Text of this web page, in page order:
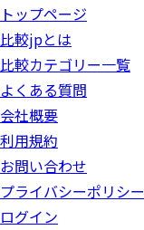
トップページ
比較jpとは
比較カテゴリー一覧
よくある質問
会社概要
利用規約
お問い合わせ
プライバシーポリシー
ログイン